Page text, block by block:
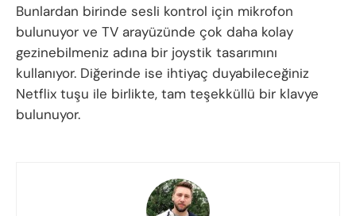
Bunlardan birinde sesli kontrol için mikrofon
bulunuyor ve TV arayüzünde çok daha kolay
gezinebilmeniz adına bir joystik tasarımını
kullanıyor. Diğerinde ise ihtiyaç duyabileceğiniz
Netflix tuşu ile birlikte, tam teşekküllü bir klavye
bulunuyor.